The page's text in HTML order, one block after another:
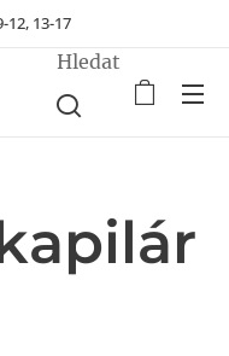
12, 13-17
Hledat